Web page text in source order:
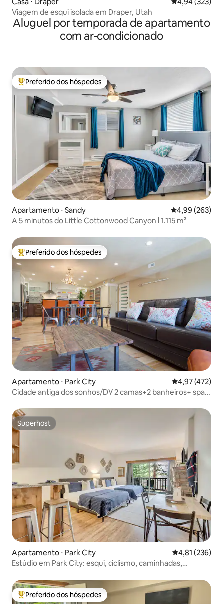
Viagem de esqui isolada em Draper, Utah
Aluguel por temporada de apartamento
com ar-condicionado
Entre os melhores preferidos dos hóspedes
Preferido dos hóspedes
Apartamento ⋅ Sandy 4,99 de uma
4,99 (263)
A 5 minutos do Little Cottonwood Canyon l 1.115 m²
Entre os melhores preferidos dos hóspedes
Preferido dos hóspedes
Apartamento ⋅ Park City 4,97 de uma
4,97 (472)
Cidade antiga dos sonhos/DV 2 camas+2 banheiros+ spa
Superhost
Superhost
Apartamento ⋅ Park City 4,81 de uma
4,81 (236)
Estúdio em Park City: esqui, ciclismo, caminhadas,
Entre os melhores preferidos dos hóspedes
Preferido dos hóspedes